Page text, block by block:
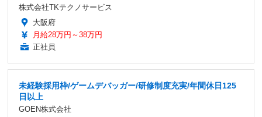
株式会社TKテクノサービス
大阪府
月給28万円～38万円
正社員
未経験採用枠/ゲームデバッガー/研修制度充実/年間休日125
日以上
GOEN株式会社